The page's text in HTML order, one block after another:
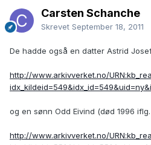
Carsten Schanche
Skrevet September 18, 2011
De hadde også en datter Astrid
http://www.arkivverket.no/
og en sønn Odd Eivind (død 1996
http://www.arkivverket.no/